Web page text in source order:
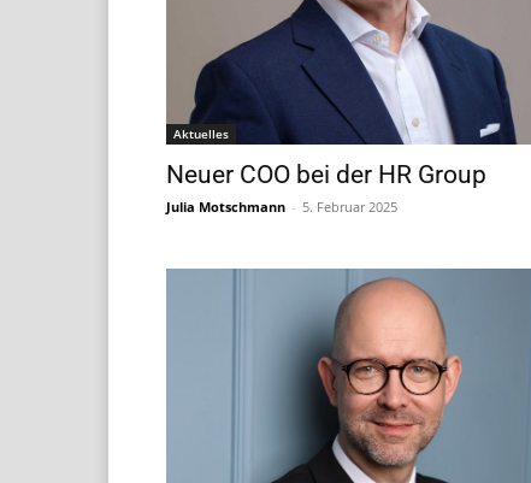
Aktuelles
Neuer COO bei der HR Group
Julia Motschmann - 5. Februar 2025